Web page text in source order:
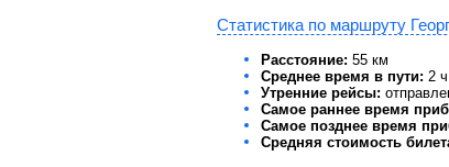
Статистика по маршруту
Расстояние: 55 км
Среднее время в пути: 2 ч
Утренние рейсы:
Самое раннее время
Самое позднее время
Средняя стоимость